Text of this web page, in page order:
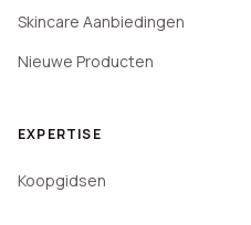
Skincare Aanbiedingen
Nieuwe Producten
EXPERTISE
Koopgidsen